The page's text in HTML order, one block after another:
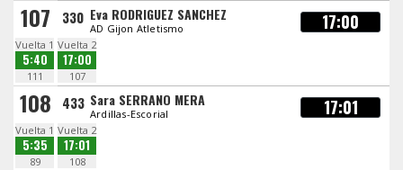
107 330 Eva RODRIGUEZ SANCHEZ
AD Gijon Atletismo 17:00
Vuelta 1
5:40
111
Vuelta 2
17:00
107
108 433 Sara SERRANO MERA
Ardillas-Escorial 17:01
Vuelta 1
5:35
89
Vuelta 2
17:01
108